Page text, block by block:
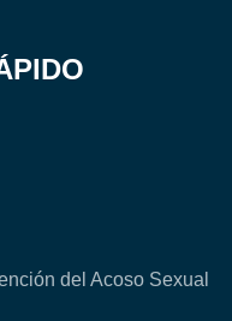
del Acoso Sexual